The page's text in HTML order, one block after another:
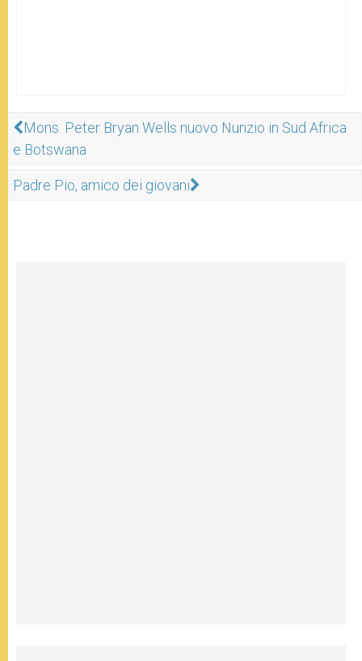
Mons. Peter Bryan Wells nuovo Nunzio in Sud Africa
e Botswana
Padre Pio, amico dei giovani